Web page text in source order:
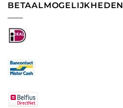
BETAALMOGELIJKHEDEN